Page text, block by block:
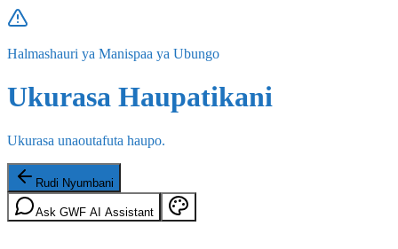
Halmashauri ya Manispaa ya Ubungo
Ukurasa Haupatikani
Ukurasa unaoutafuta haupo.
Rudi Nyumbani
Ask GWF AI Assistant